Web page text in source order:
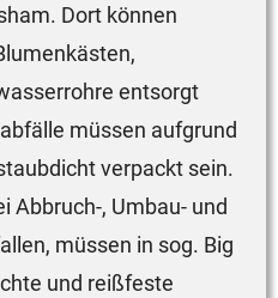
Dort können
entsorgt
müssen aufgrund
verpackt sein.
Abbruch-, Umbau- und
müssen in sog. Big
und reißfeste